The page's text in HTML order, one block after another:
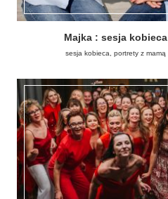
Majka : sesja kobieca
sesja kobieca, portrety z mamą